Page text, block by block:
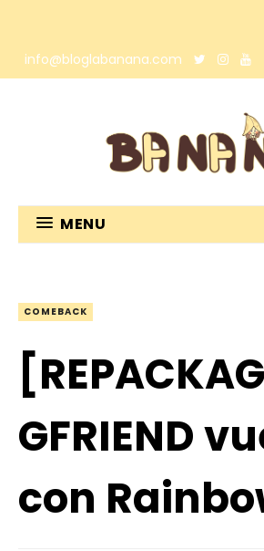
info@bloglabanana.com
MENU
COMEBACK
GFRIEND
con